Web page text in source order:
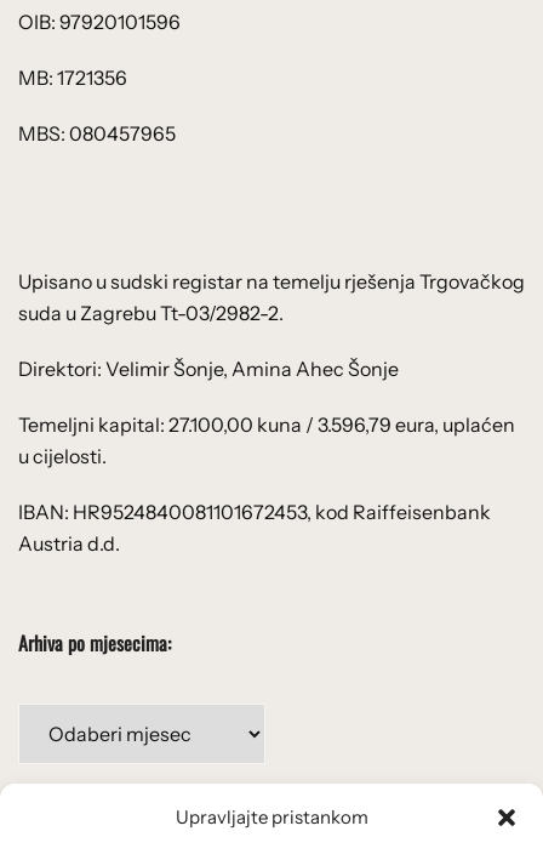
Upravljajte pristankom
OIB: 97920101596
MB: 1721356
MBS: 080457965
Upisano u sudski registar na temelju rješenja Trgovačkog
suda u Zagrebu Tt-03/2982-2.
Direktori: Velimir Šonje, Amina Ahec Šonje
Temeljni kapital: 27.100,00 kuna / 3.596,79 eura, uplaćen
u cijelosti.
IBAN: HR9524840081101672453, kod Raiffeisenbank
Austria d.d.
Arhiva po mjesecima:
mjesecima: